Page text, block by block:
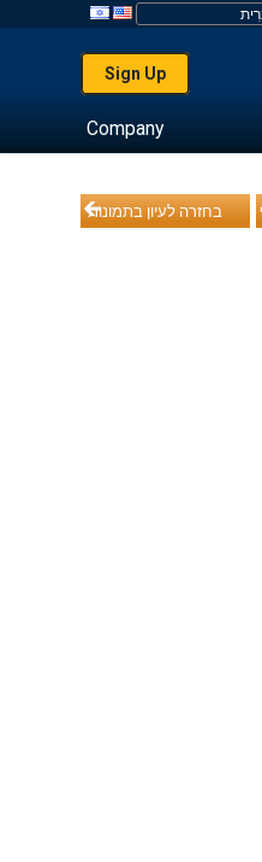
Sign Up
Company
בחזרה לעיון בתמונות